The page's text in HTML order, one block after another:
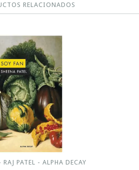
RELACIONADOS
RAJ PATEL - ALPHA DECAY